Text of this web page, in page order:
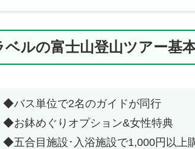
ルの富士山登山ツアー基
◆バス単位で2名のガイドが同行
◆お鉢めぐりオプション&女性特典
◆五合目施設･入浴施設で1,000円以上